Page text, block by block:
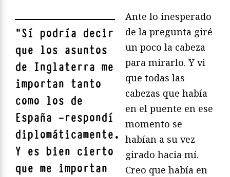
"Sí podría decir
que los asuntos
de Inglaterra me
importan tanto
como los de
España —respondí
diplomáticamente.
Y es bien cierto
que me importan
Ante lo inesperado
de la pregunta giré
un poco la cabeza
para mirarlo. Y vi
que todas las
cabezas que había
en el puente en ese
momento se
habían a su vez
girado hacia mí.
Creo que había en